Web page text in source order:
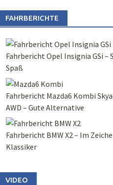
FAHRBERICHTE
Fahrbericht Opel Insignia GSi –
Spaß
Fahrbericht Mazda6 Kombi
AWD – Gute Alternative
Fahrbericht BMW X2 – Im
Klassiker
VIDEO